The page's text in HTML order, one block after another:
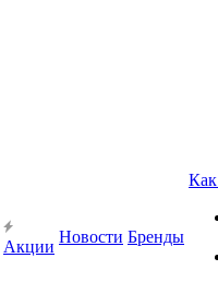
Акции
Новости Бренды